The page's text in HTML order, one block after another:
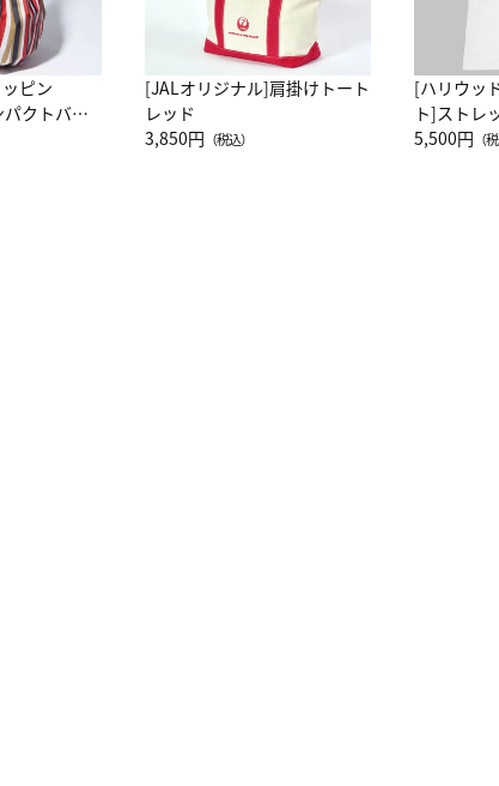
ピン
クトバッ
務員
[JALオリジナル]肩掛けトート
レッド
3,850円 （税込）
[ハリウッ
ト]ストレ
ーネック
5,500円 （